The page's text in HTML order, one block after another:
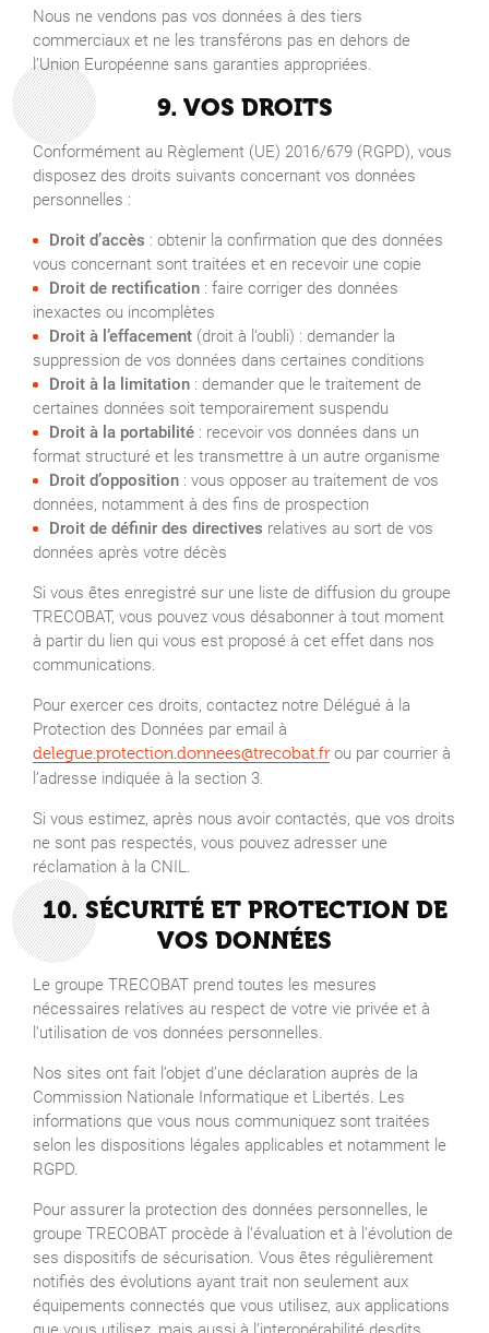
Nous ne vendons pas vos données à des tiers
commerciaux et ne les transférons pas en dehors de
l’Union Européenne sans garanties appropriées.
9. VOS DROITS
Conformément au Règlement (UE) 2016/679 (RGPD), vous
disposez des droits suivants concernant vos données
personnelles :
Droit d’accès : obtenir la confirmation que des données
vous concernant sont traitées et en recevoir une copie
Droit de rectification : faire corriger des données
inexactes ou incomplètes
Droit à l’effacement (droit à l’oubli) : demander la
suppression de vos données dans certaines conditions
Droit à la limitation : demander que le traitement de
certaines données soit temporairement suspendu
Droit à la portabilité : recevoir vos données dans un
format structuré et les transmettre à un autre organisme
Droit d’opposition : vous opposer au traitement de vos
données, notamment à des fins de prospection
Droit de définir des directives relatives au sort de vos
données après votre décès
Si vous êtes enregistré sur une liste de diffusion du groupe
TRECOBAT, vous pouvez vous désabonner à tout moment
à partir du lien qui vous est proposé à cet effet dans nos
communications.
Pour exercer ces droits, contactez notre Délégué à la
Protection des Données par email à
delegue.protection.donnees@trecobat.fr ou par courrier à
l’adresse indiquée à la section 3.
Si vous estimez, après nous avoir contactés, que vos droits
ne sont pas respectés, vous pouvez adresser une
réclamation à la CNIL.
10. SÉCURITÉ ET PROTECTION DE
VOS DONNÉES
Le groupe TRECOBAT prend toutes les mesures
nécessaires relatives au respect de votre vie privée et à
l’utilisation de vos données personnelles.
Nos sites ont fait l’objet d’une déclaration auprès de la
Commission Nationale Informatique et Libertés. Les
informations que vous nous communiquez sont traitées
selon les dispositions légales applicables et notamment le
RGPD.
Pour assurer la protection des données personnelles, le
groupe TRECOBAT procède à l’évaluation et à l’évolution de
ses dispositifs de sécurisation. Vous êtes régulièrement
notifiés des évolutions ayant trait non seulement aux
équipements connectés que vous utilisez, aux applications